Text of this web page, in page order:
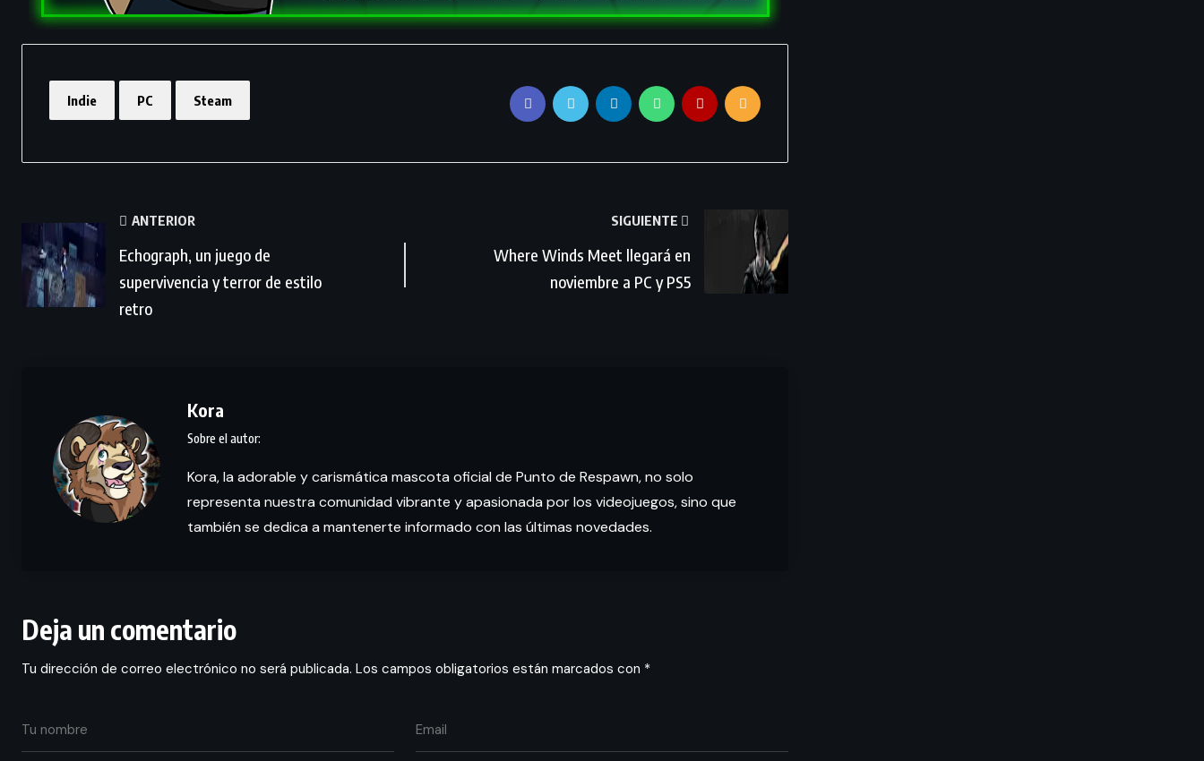
Indie PC Steam
ANTERIOR
Echograph, un juego de
supervivencia y terror de estilo
retro
SIGUIENTE
Where Winds Meet llegará en
noviembre a PC y PS5
Kora
Kora, la adorable y carismática mascota oficial de Punto de Respawn, no solo
representa nuestra comunidad vibrante y apasionada por los videojuegos, sino que
también se dedica a mantenerte informado con las últimas novedades.
Deja un comentario
Tu dirección de correo electrónico no será publicada. Los campos obligatorios están marcados con *